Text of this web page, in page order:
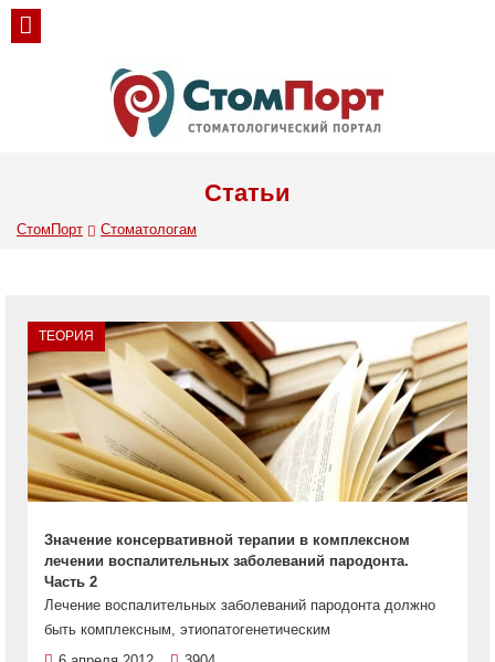
Статьи
СтомПорт Стоматологам
ТЕОРИЯ
Значение консервативной терапии в комплексном
лечении воспалительных заболеваний пародонта.
Часть 2
Лечение воспалительных заболеваний пародонта должно
быть комплексным, этиопатогенетическим